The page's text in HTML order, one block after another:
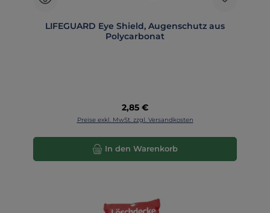
LIFEGUARD Eye Shield, Augenschutz aus
Polycarbonat
Regulärer Preis:
2,85 €
Preise exkl. MwSt. zzgl. Versandkosten
In den Warenkorb